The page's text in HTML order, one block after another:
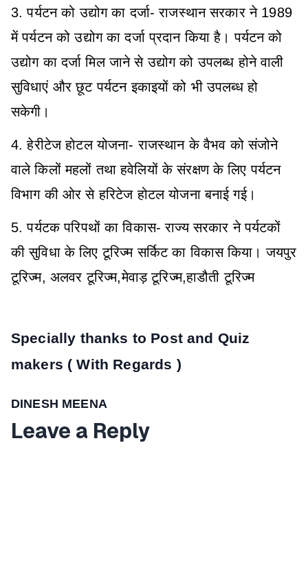
3. पर्यटन को उद्योग का दर्जा- राजस्थान सरकार ने 1989
में पर्यटन को उद्योग का दर्जा प्रदान किया है। पर्यटन को
उद्योग का दर्जा मिल जाने से उद्योग को उपलब्ध होने वाली
सुविधाएं और छूट पर्यटन इकाइयों को भी उपलब्ध हो
सकेगी।
4. हेरीटेज होटल योजना- राजस्थान के वैभव को संजोने
वाले किलों महलों तथा हवेलियों के संरक्षण के लिए पर्यटन
विभाग की ओर से हरिटेज होटल योजना बनाई गई।
5. पर्यटक परिपथों का विकास- राज्य सरकार ने पर्यटकों
की सुविधा के लिए टूरिज्म सर्किट का विकास किया। जयपुर
टूरिज्म, अलवर टूरिज्म,मेवाड़ टूरिज्म,हाडौती टूरिज्म
Specially thanks to Post and Quiz
makers ( With Regards )
DINESH MEENA
Leave a Reply